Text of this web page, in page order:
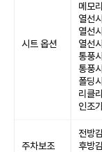
시트 옵션
메모
열선
열선
열선
통풍
통풍
폴딩
리클
인조
주차보조
전방
후방